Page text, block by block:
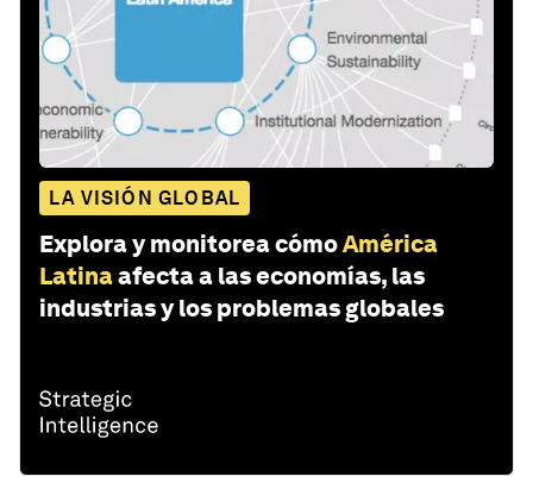
LA VISIÓN GLOBAL
Explora y monitorea cómoAmérica
Latinaafecta a las economías, las
industrias y los problemas globales